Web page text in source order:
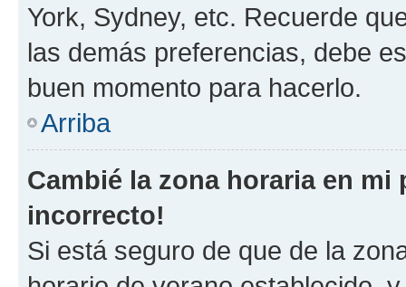
York, Sydney, etc. Recuerde
las demás preferencias, debe
buen momento para hacerlo.
Arriba
Cambié la zona horaria en
incorrecto!
Si está seguro de que de la